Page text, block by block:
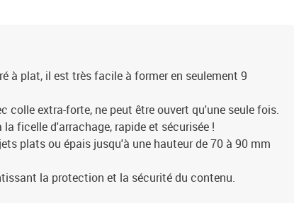
à plat, il est très facile à former en seulement 9
colle extra-forte, ne peut être ouvert qu'une seule fois.
ficelle d'arrachage, rapide et sécurisée !
plats ou épais jusqu'à une hauteur de 70 à 90 mm
la protection et la sécurité du contenu.